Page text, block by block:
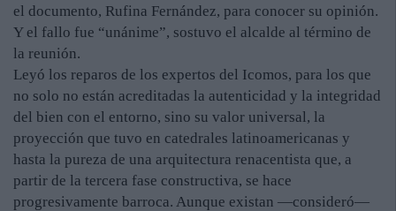
el documento, Rufina Fernández, para conocer su opinión.
Y el fallo fue “unánime”, sostuvo el alcalde al término de
la reunión.
Leyó los reparos de los expertos del Icomos, para los que
no solo no están acreditadas la autenticidad y la integridad
del bien con el entorno, sino su valor universal, la
proyección que tuvo en catedrales latinoamericanas y
hasta la pureza de una arquitectura renacentista que, a
partir de la tercera fase constructiva, se hace
progresivamente barroca. Aunque existan —consideró—